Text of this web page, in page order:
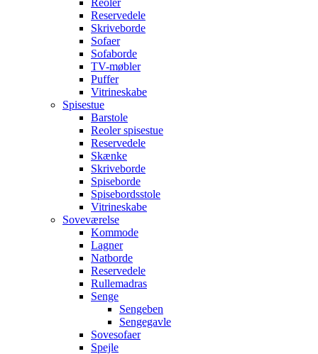
Reoler
Reservedele
Skriveborde
Sofaer
Sofaborde
TV-møbler
Puffer
Vitrineskabe
Spisestue
Barstole
Reoler spisestue
Reservedele
Skænke
Skriveborde
Spiseborde
Spisebordsstole
Vitrineskabe
Soveværelse
Kommode
Lagner
Natborde
Reservedele
Rullemadras
Senge
Sengeben
Sengegavle
Sovesofaer
Spejle